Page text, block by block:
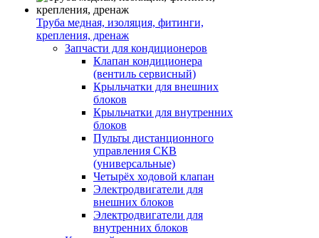
Труба медная, изоляция, фитинги,
крепления, дренаж
Запчасти для кондиционеров
Клапан кондиционера
(вентиль сервисный)
Крыльчатки для внешних
блоков
Крыльчатки для внутренних
блоков
Пульты дистанционного
управления СКВ
(универсальные)
Четырёх ходовой клапан
Электродвигатели для
внешних блоков
Электродвигатели для
внутренних блоков